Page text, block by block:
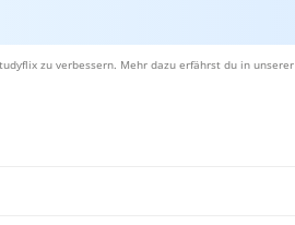
zu verbessern. Mehr dazu erfährst du in unserer